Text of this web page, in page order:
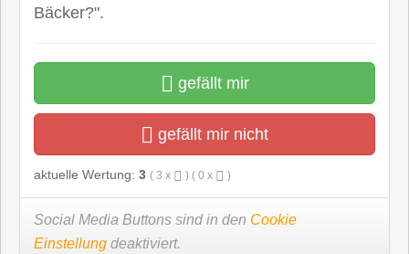
Bäcker?".
gefällt mir
gefällt mir nicht
aktuelle Wertung: 3 ( 3 x ) ( 0 x )
Social Media Buttons sind in den Cookie
Einstellung deaktiviert.